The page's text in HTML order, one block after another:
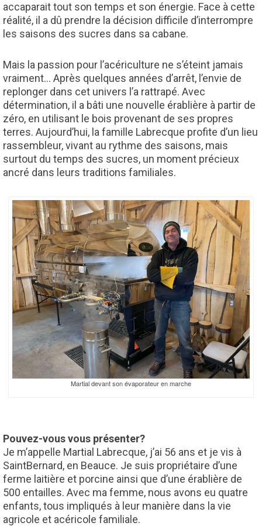
accaparait tout son temps et son énergie. Face à cette
réalité, il a dû prendre la décision difficile d’interrompre
les saisons des sucres dans sa cabane.
Mais la passion pour l’acériculture ne s’éteint jamais
vraiment… Après quelques années d’arrêt, l’envie de
replonger dans cet univers l’a rattrapé. Avec
détermination, il a bâti une nouvelle érablière à partir de
zéro, en utilisant le bois provenant de ses propres
terres. Aujourd’hui, la famille Labrecque profite d’un lieu
rassembleur, vivant au rythme des saisons, mais
surtout du temps des sucres, un moment précieux
ancré dans leurs traditions familiales.
Martial devant son évaporateur en marche
Pouvez-vous vous présenter?
Je m’appelle Martial Labrecque, j’ai 56 ans et je vis à
SaintBernard, en Beauce. Je suis propriétaire d’une
ferme laitière et porcine ainsi que d’une érablière de
500 entailles. Avec ma femme, nous avons eu quatre
enfants, tous impliqués à leur manière dans la vie
agricole et acéricole familiale.